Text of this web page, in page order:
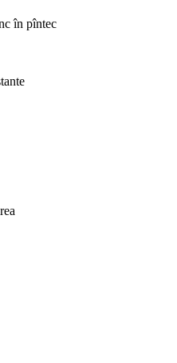
în pîntec